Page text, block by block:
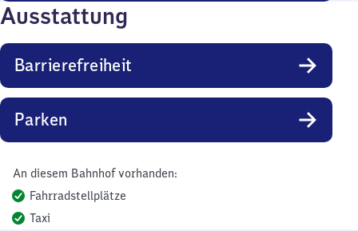
Ausstattung
Barrierefreiheit
Parken
An diesem Bahnhof vorhanden:
Fahrradstellplätze
Taxi